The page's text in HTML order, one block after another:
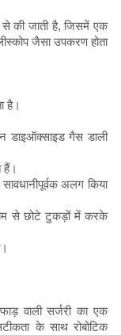
से की जाती है, जिसमें एक
जैसा उपकरण होता
है।
डाइऑक्साइड गैस डाली
हैं।
अलग किया
से छोटे टुकड़ों में करके
वाली सर्जरी का एक
के साथ रोबोटिक